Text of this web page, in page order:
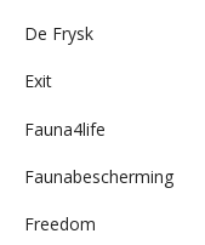
De Frysk
Exit
Fauna4life
Faunabescherming
Freedom